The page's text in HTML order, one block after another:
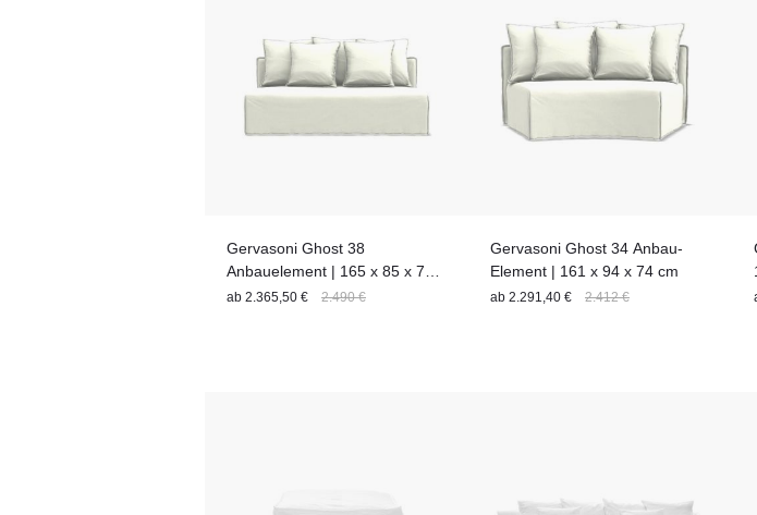
Gervasoni Ghost 38
Anbauelement | 165 x 85 x 74
cm
ab 2.365,50 € 2.490 €
Gervasoni Ghost 34 Anbau-
Element | 161 x 94 x 74 cm
ab 2.291,40 € 2.412 €